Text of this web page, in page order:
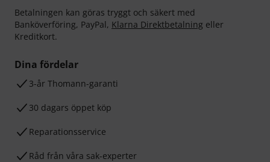
Betalningen kan göras tryggt och säkert med
Banköverföring, PayPal, Klarna Direktbetalning eller
Kreditkort.
Dina fördelar
3-år Thomann-garanti
30 dagars öppet köp
Reparationsservice
Råd från våra sak-experter